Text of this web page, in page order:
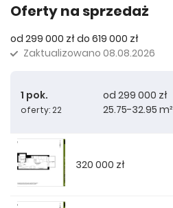
Oferty na sprzedaż
od 299 000 zł do 619 000 zł
Zaktualizowano 08.08.2026
1 pok.
oferty: 22
od 299 000 zł
25.75-32.95 m²
320 000 zł